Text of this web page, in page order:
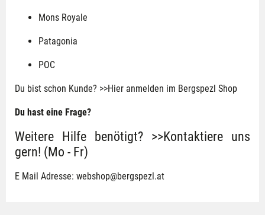
Mons Royale
Patagonia
POC
Du bist schon Kunde? >>Hier anmelden im Bergspezl Shop
Du hast eine Frage?
Weitere Hilfe benötigt? >>Kontaktiere uns
gern! (Mo - Fr)
E Mail Adresse: webshop@bergspezl.at